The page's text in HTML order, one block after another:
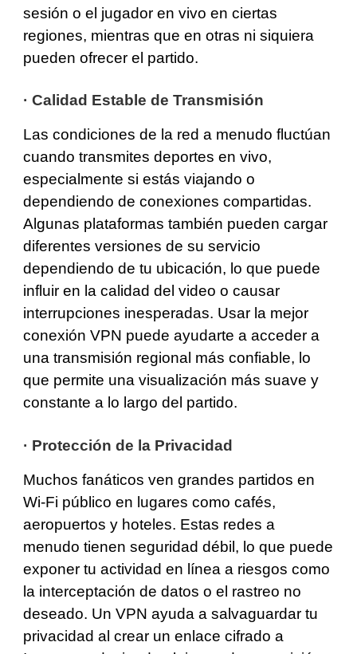
sesión o el jugador en vivo en ciertas
regiones, mientras que en otras ni siquiera
pueden ofrecer el partido.
· Calidad Estable de Transmisión
Las condiciones de la red a menudo fluctúan
cuando transmites deportes en vivo,
especialmente si estás viajando o
dependiendo de conexiones compartidas.
Algunas plataformas también pueden cargar
diferentes versiones de su servicio
dependiendo de tu ubicación, lo que puede
influir en la calidad del video o causar
interrupciones inesperadas. Usar la mejor
conexión VPN puede ayudarte a acceder a
una transmisión regional más confiable, lo
que permite una visualización más suave y
constante a lo largo del partido.
· Protección de la Privacidad
Muchos fanáticos ven grandes partidos en
Wi-Fi público en lugares como cafés,
aeropuertos y hoteles. Estas redes a
menudo tienen seguridad débil, lo que puede
exponer tu actividad en línea a riesgos como
la interceptación de datos o el rastreo no
deseado. Un VPN ayuda a salvaguardar tu
privacidad al crear un enlace cifrado a